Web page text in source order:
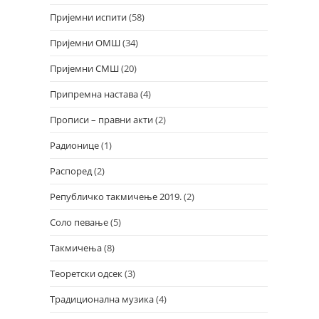
Пријемни испити(58)
Пријемни ОМШ(34)
Пријемни СМШ(20)
Припремна настава(4)
Прописи – правни акти(2)
Радионице(1)
Распоред(2)
Републичко такмичење 2019.(2)
Соло певање(5)
Такмичења(8)
Теоретски одсек(3)
Традиционална музика(4)